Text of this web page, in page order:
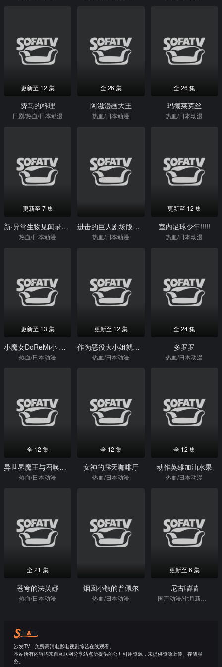
更新至 12 集
费马的料理
日剧/热血/日本动漫
全 26 集
阿滋漫画大王
热血/日本动漫
全 26 集
玛德莱克丝
热血/日本动漫
更新至 7 集
新·异常生物见闻录：序
热血/日本动漫
进击的巨人剧场版：觉醒的咆哮
热血/日本动漫
更新至 12 集
室内足球少年!!!!!
热血/日本动漫
更新至 13 集
小魔女DoReMi小·秘·密
热血/日本动漫
更新至 12 集
作为恶役大小姐就该养魔王
热血/日本动漫
全 24 集
多罗罗
热血/日本动漫
全 12 集
异世界魔王与召唤少女的奴隶魔术
热血/日本动漫
全 12 集
女神的露天咖啡厅
热血/日本动漫
全 12 集
动作英雄加油水果
热血/日本动漫
全 21 集
苍穹的法芙娜
热血/日本动漫
烟囱小镇的普佩尔
热血/日本动漫
更新至 6 集
尼古喵喵
国产动漫/七月新番/热血/日本动漫
沙发TV - 免费高清电影电视剧综艺在线观看。
本站所有内容均来自互联网分享站点所提供的公开引用资源，未提供资源上传、存储服
务。